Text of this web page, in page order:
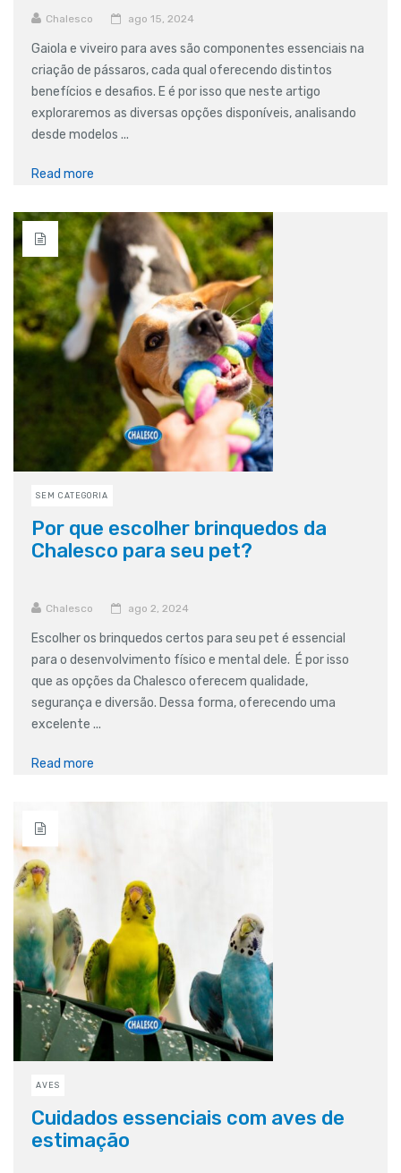
Chalesco ago 15, 2024
Gaiola e viveiro para aves são componentes essenciais na
criação de pássaros, cada qual oferecendo distintos
benefícios e desafios. E é por isso que neste artigo
exploraremos as diversas opções disponíveis, analisando
desde modelos ...
Read more
SEM CATEGORIA
Por que escolher brinquedos da
Chalesco para seu pet?
Chalesco ago 2, 2024
Escolher os brinquedos certos para seu pet é essencial
para o desenvolvimento físico e mental dele. É por isso
que as opções da Chalesco oferecem qualidade,
segurança e diversão. Dessa forma, oferecendo uma
excelente ...
Read more
AVES
Cuidados essenciais com aves de
estimação